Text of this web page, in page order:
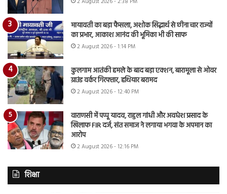
मायावती का बड़ा फैसला, अशोक सिद्धार्थ से छीना चार राज्यों
का प्रभार, आकाश आनंद की भूमिका भी की साफ
2 August 2026 - 1:14 PM
कुलगाम आतंकी हमले के बाद बड़ा एक्शन, बारामूला से ओवर
ग्राउंड वर्कर गिरफ्तार, हथियार बरामद
2 August 2026 - 12:40 PM
वाराणसी में पप्पू यादव, राहुल गांधी और अवधेश प्रसाद के
खिलाफ FIR दर्ज, संत समाज ने लगाया भगवा के अपमान का
आरोप
2 August 2026 - 12:16 PM
शिक्षा